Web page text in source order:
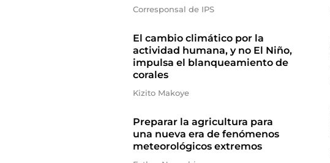
Corresponsal de IPS
El cambio climático por la
actividad humana, y no El Niño,
impulsa el blanqueamiento de
corales
Kizito Makoye
Preparar la agricultura para
una nueva era de fenómenos
meteorológicos extremos